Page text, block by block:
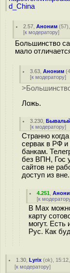
d_China
2.57 ,Аноним (57
[к модератору]
Большинство
мало
3.63 ,Аноним (
[к модератору]
Ложь.
3.230 ,
[к модератору]
Странно
сервак в РФ
банкам.
без ВПН, Гос
сайтов не
доступ из
4.251 ,
[к
В Max
карту
могут.
Рус. Как
1.30 ,Lyrix (ok),
[к модератору]